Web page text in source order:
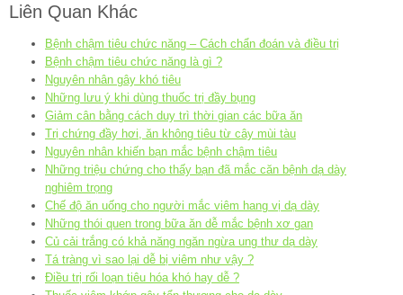
Liên Quan Khác
Bệnh chậm tiêu chức năng – Cách chẩn đoán và điều trị
Bệnh chậm tiêu chức năng là gì ?
Nguyên nhân gây khó tiêu
Những lưu ý khi dùng thuốc trị đầy bụng
Giảm cân bằng cách duy trì thời gian các bữa ăn
Trị chứng đầy hơi, ăn không tiêu từ cây mùi tàu
Nguyên nhân khiến bạn mắc bệnh chậm tiêu
Những triệu chứng cho thấy bạn đã mắc căn bệnh dạ dày
nghiêm trọng
Chế độ ăn uống cho người mắc viêm hang vị dạ dày
Những thói quen trong bữa ăn dễ mắc bệnh xơ gan
Củ cải trắng có khả năng ngăn ngừa ung thư dạ dày
Tá tràng vì sao lại dễ bị viêm như vậy ?
Điều trị rối loạn tiêu hóa khó hay dễ ?